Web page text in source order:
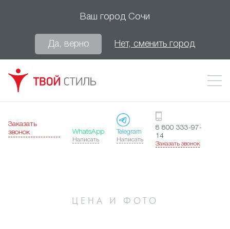
Ваш город Сочи
Да, верно Нет, сменить город
Заказать
звонок
WhatsApp
Написать
Telegram
Написать
8 800 333-97-
14
Заказать звонок
ЦЕНА И ФОТО